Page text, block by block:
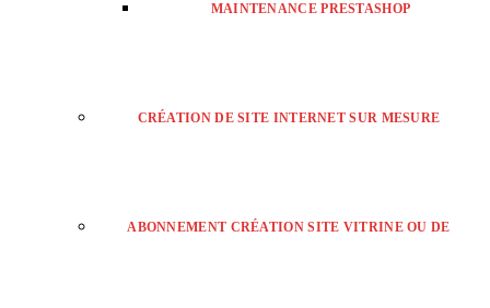
MAINTENANCE PRESTASHOP
CRÉATION DE SITE INTERNET SUR MESURE
ABONNEMENT CRÉATION SITE VITRINE OU DE